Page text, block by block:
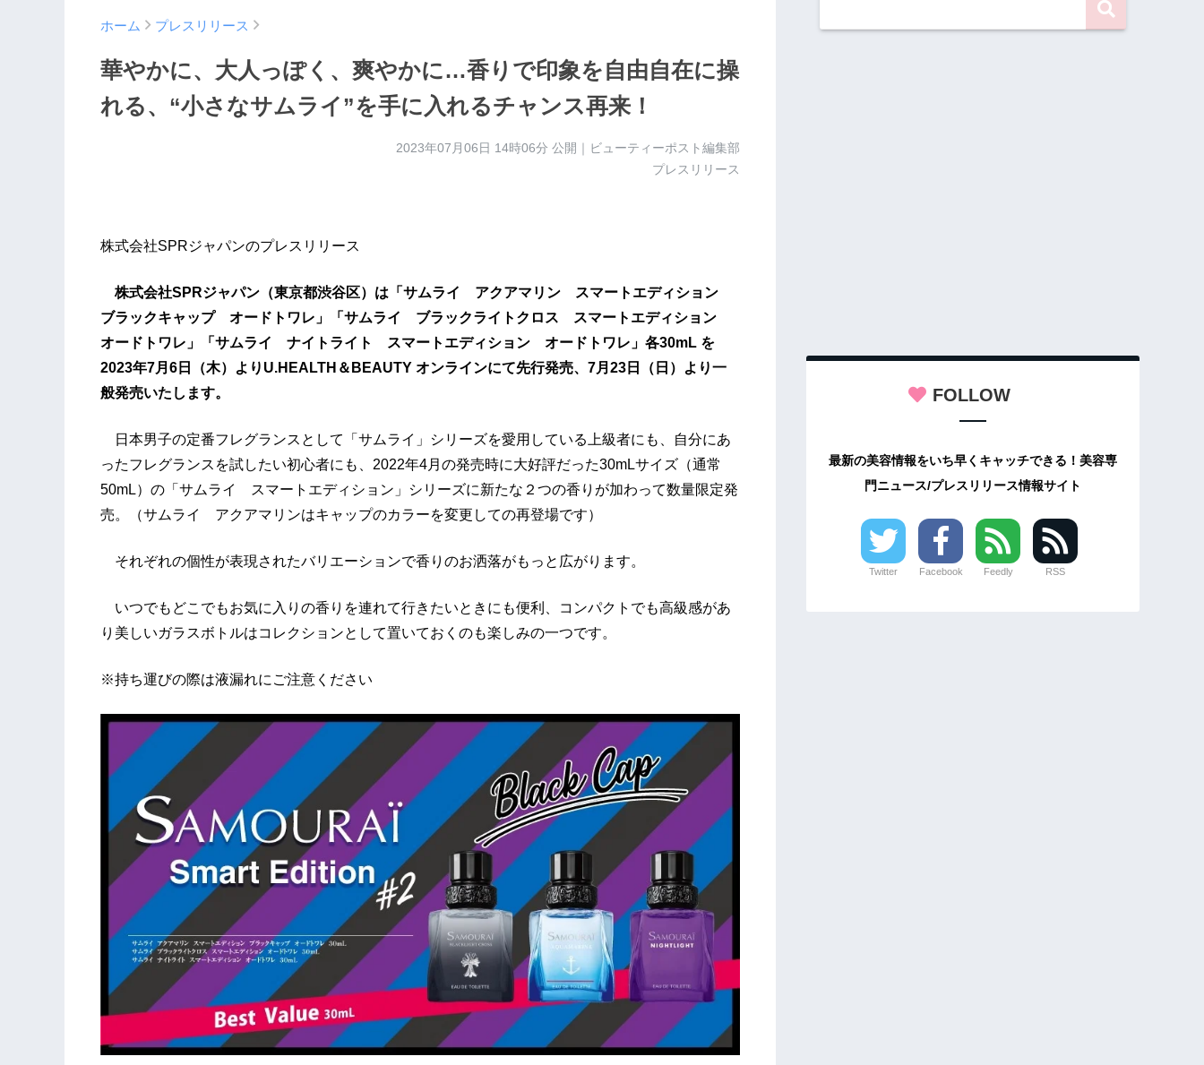
ホーム プレスリリース
華やかに、大人っぽく、爽やかに…香りで印象を自由自在に操
れる、“小さなサムライ”を手に入れるチャンス再来！
2023年07月06日 14時06分 公開｜ビューティーポスト編集部
プレスリリース
株式会社SPRジャパンのプレスリリース
株式会社SPRジャパン（東京都渋谷区）は「サムライ アクアマリン スマートエディション
ブラックキャップ オードトワレ」「サムライ ブラックライトクロス スマートエディション
オードトワレ」「サムライ ナイトライト スマートエディション オードトワレ」各30mL を
2023年7月6日（木）よりU.HEALTH＆BEAUTY オンラインにて先行発売、7月23日（日）より一
般発売いたします。
日本男子の定番フレグランスとして「サムライ」シリーズを愛用している上級者にも、自分にあ
ったフレグランスを試したい初心者にも、2022年4月の発売時に大好評だった30mLサイズ（通常
50mL）の「サムライ スマートエディション」シリーズに新たな２つの香りが加わって数量限定発
売。（サムライ アクアマリンはキャップのカラーを変更しての再登場です）
それぞれの個性が表現されたバリエーションで香りのお洒落がもっと広がります。
いつでもどこでもお気に入りの香りを連れて行きたいときにも便利、コンパクトでも高級感があ
り美しいガラスボトルはコレクションとして置いておくのも楽しみの一つです。
※持ち運びの際は液漏れにご注意ください
FOLLOW
最新の美容情報をいち早くキャッチできる！美容専
門ニュース/プレスリリース情報サイト
Twitter Facebook Feedly RSS